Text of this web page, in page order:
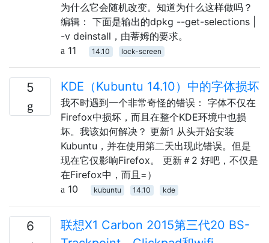
为什么它会随机改变。知道为什么这样做吗？
编辑： 下面是输出的dpkg --get-selections |
-v deinstall，由蒂姆的要求。
11
14.10 lock-screen
5 KDE（Kubuntu 14.10）中的字体损坏
我不时遇到一个非常奇怪的错误： 字体不仅在
Firefox中损坏，而且在整个KDE环境中也损
坏。我该如何解决？ 更新1 从头开始安装
Kubuntu，并在使用第二天出现此错误。但是
现在它仅影响Firefox。 更新＃2 好吧，不仅是
在Firefox中，而且=）
10
kubuntu 14.10 kde
6
联想X1 Carbon 2015第三代20 BS-